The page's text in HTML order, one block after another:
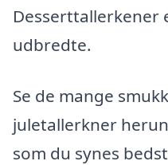
Desserttallerkener
udbredte.
Se de mange
juletallerkner
som du synes